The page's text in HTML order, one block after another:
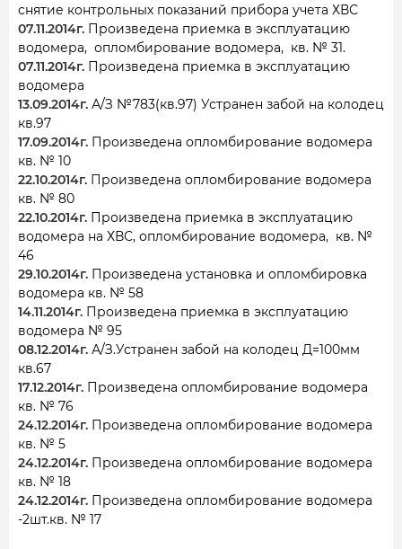
снятие контрольных показаний прибора учета ХВС
07.11.2014г. Произведена приемка в эксплуатацию
водомера, опломбирование водомера, кв. № 31.
07.11.2014г. Произведена приемка в эксплуатацию
водомера
13.09.2014г. А/З №783(кв.97) Устранен забой на колодец
кв.97
17.09.2014г. Произведена опломбирование водомера
кв. № 10
22.10.2014г. Произведена опломбирование водомера
кв. № 80
22.10.2014г. Произведена приемка в эксплуатацию
водомера на ХВС, опломбирование водомера, кв. №
46
29.10.2014г. Произведена установка и опломбировка
водомера кв. № 58
14.11.2014г. Произведена приемка в эксплуатацию
водомера № 95
08.12.2014г. А/З.Устранен забой на колодец Д=100мм
кв.67
17.12.2014г. Произведена опломбирование водомера
кв. № 76
24.12.2014г. Произведена опломбирование водомера
кв. № 5
24.12.2014г. Произведена опломбирование водомера
кв. № 18
24.12.2014г. Произведена опломбирование водомера
-2шт.кв. № 17